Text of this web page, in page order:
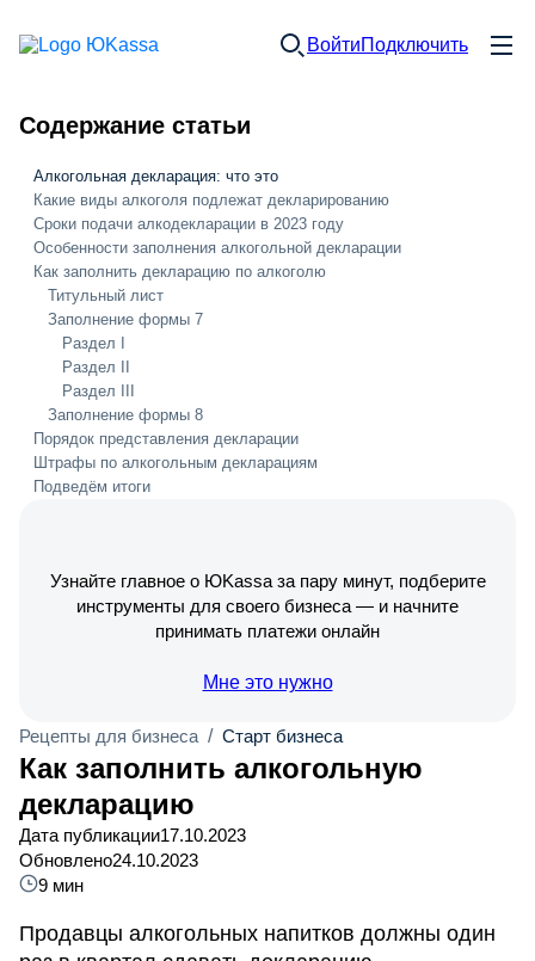
ВойтиПодключить
Содержание статьи
Алкогольная декларация: что это
Какие виды алкоголя подлежат декларированию
Сроки подачи алкодекларации в 2023 году
Особенности заполнения алкогольной декларации
Как заполнить декларацию по алкоголю
Титульный лист
Заполнение формы 7
Раздел I
Раздел II
Раздел III
Заполнение формы 8
Порядок представления декларации
Штрафы по алкогольным декларациям
Подведём итоги
Узнайте главное о ЮKassa за пару минут, подберите
инструменты для своего бизнеса — и начните
принимать платежи онлайн
Мне это нужно
Рецепты для бизнеса / Старт бизнеса
Как заполнить алкогольную
декларацию
Дата публикации17.10.2023
Обновлено24.10.2023
9 мин
Продавцы алкогольных напитков должны один